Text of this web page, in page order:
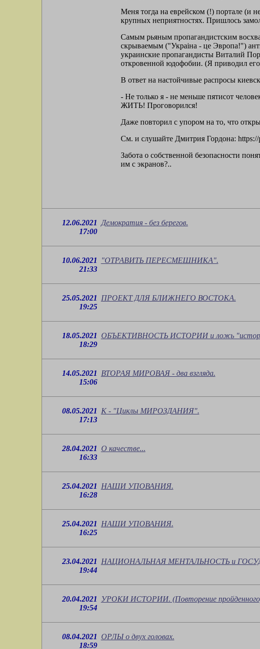
Меня тогда на еврейском (!) портале (и
крупных неприятностях. Пришлось
Самым рьяным пропагандистским
скрываемым ("Украiна - це Эвропа!")
украинские пропагандисты Виталий
откровенной юдофобии. (Я приводил
В ответ на настойчивые распросы
- Не только я - не меньше пятисот
ЖИТЬ! Проговорился!
Даже повторил с упором на то, что
См. и слушайте Дмитрия Гордона:
Забота о собственной безопасности
им с экранов?..
12.06.2021
17:00
Демократия - без берегов.
10.06.2021
21:33
"ОТРАВИТЬ ПЕРЕСМЕШНИКА".
25.05.2021
19:25
ПРОЕКТ ДЛЯ БЛИЖНЕГО ВОСТОКА.
18.05.2021
18:29
ОБЪЕКТИВНОСТЬ ИСТОРИИ и ложь
14.05.2021
15:06
ВТОРАЯ МИРОВАЯ - два взгляда.
08.05.2021
17:13
К - "Циклы МИРОЗДАНИЯ".
28.04.2021
16:33
О качестве...
25.04.2021
16:28
НАШИ УПОВАНИЯ.
25.04.2021
16:25
НАШИ УПОВАНИЯ.
23.04.2021
19:44
НАЦИОНАЛЬНАЯ МЕНТАЛЬНОСТЬ и
20.04.2021
19:54
УРОКИ ИСТОРИИ. (Повторение
08.04.2021
18:59
ОРЛЫ о двух головах.